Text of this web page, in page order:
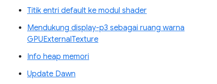
Titik entri default ke modul shader
Mendukung display-p3 sebagai ruang warna
GPUExternalTexture
Info heap memori
Update Dawn